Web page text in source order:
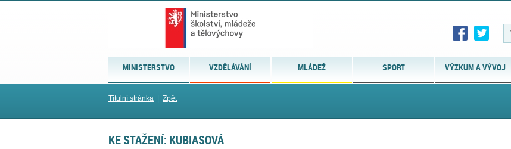
MINISTERSTVO VZDĚLÁVÁNÍ MLÁDEŽ SPORT VÝZKUM A VÝVOJ
Titulní stránka Zpět
KE STAŽENÍ: KUBIASOVÁ